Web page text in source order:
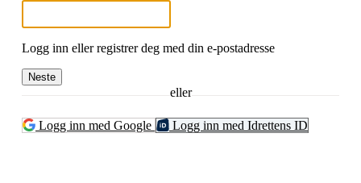
Logg inn eller registrer deg med din e-postadresse
Neste
eller
Logg inn med Google Logg inn med Idrettens ID